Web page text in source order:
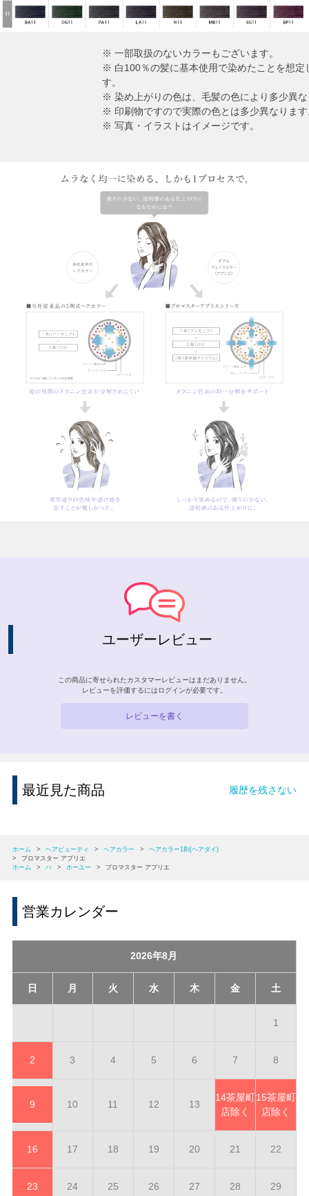
※ 一部取扱のないカラーもございます。
※ 白100％の髪に基本使用で染めたことを想定
す。
※ 染め上がりの色は、毛髪の色により多少異
※ 印刷物ですので実際の色とは多少異なりま
※ 写真・イラストはイメージです。
ユーザーレビュー
この商品に寄せられたカスタマーレビューはまだありません。
レビューを評価するには ログインが必要です。
レビューを書く
最近見た商品 履歴を残さない
ホーム > ヘアビューティ > ヘアカラー >
ヘアカラー1剤(ヘアダイ)
>
プロマスター アプリエ
ホーム
> ハ > ホーユー > プロマスター アプリエ
営業カレンダー
2026年8月
日 月 火 水 木 金 土
1
2 3 4 5 6 7 8
9 10 11 12 13
14茶屋町
店除く
15茶屋町
店除く
16 17 18 19 20 21 22
23 24 25 26 27 28 29